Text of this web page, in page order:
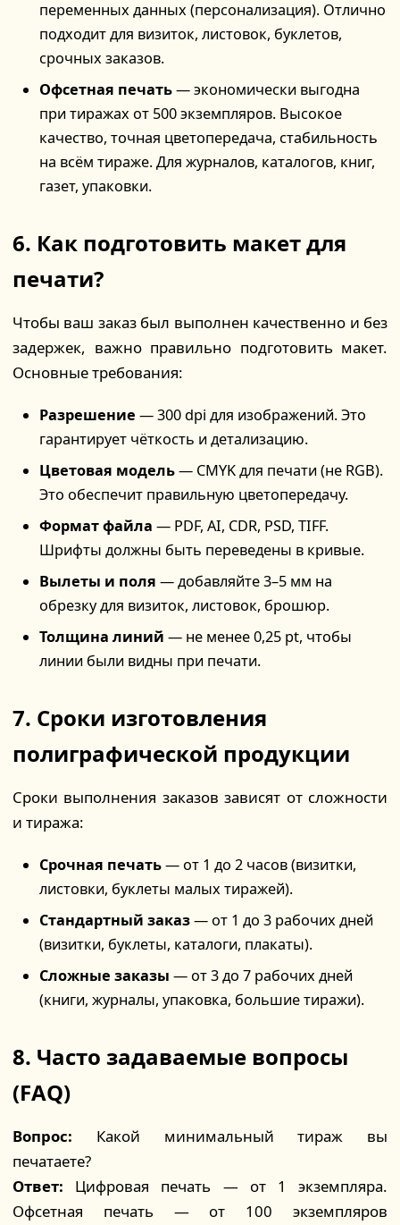
переменных данных (персонализация). Отлично
подходит для визиток, листовок, буклетов,
срочных заказов.
Офсетная печать— экономически выгодна
при тиражах от 500 экземпляров. Высокое
качество, точная цветопередача, стабильность
на всём тираже. Для журналов, каталогов, книг,
газет, упаковки.
6. Как подготовить макет для
печати?
Чтобы ваш заказ был выполнен качественно и без
задержек, важно правильно подготовить макет.
Основные требования:
Разрешение — 300 dpi для изображений. Это
гарантирует чёткость и детализацию.
Цветовая модель— CMYK для печати (не RGB).
Это обеспечит правильную цветопередачу.
Формат файла — PDF, AI, CDR, PSD, TIFF.
Шрифты должны быть переведены в кривые.
Вылеты и поля — добавляйте 3–5 мм на
обрезку для визиток, листовок, брошюр.
Толщина линий — не менее 0,25 pt, чтобы
линии были видны при печати.
7. Сроки изготовления
полиграфической продукции
Сроки выполнения заказов зависят от сложности
и тиража:
Срочная печать— от 1 до 2 часов (визитки,
листовки, буклеты малых тиражей).
Стандартный заказ— от 1 до 3 рабочих дней
(визитки, буклеты, каталоги, плакаты).
Сложные заказы — от 3 до 7 рабочих дней
(книги, журналы, упаковка, большие тиражи).
8. Часто задаваемые вопросы
(FAQ)
Вопрос: Какой минимальный тираж вы
печатаете?
Ответ: Цифровая печать — от 1 экземпляра.
Офсетная печать — от 100 экземпляров